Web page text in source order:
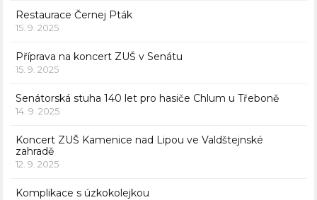
Restaurace Černej Pták
15. 9. 2025
Příprava na koncert ZUŠ v Senátu
15. 9. 2025
Senátorská stuha 140 let pro hasiče Chlum u Třeboně
14. 9. 2025
Koncert ZUŠ Kamenice nad Lipou ve Valdštejnské
zahradě
12. 9. 2025
Komplikace s úzkokolejkou